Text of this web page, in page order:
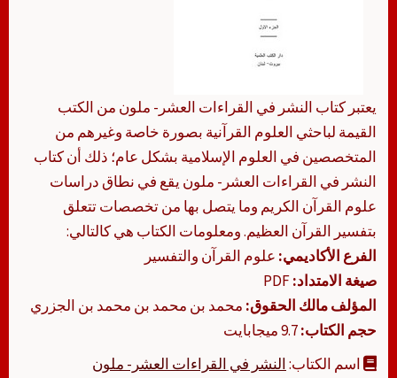
يعتبر كتاب النشر في القراءات العشر- ملون من الكتب
القيمة لباحثي العلوم القرآنية بصورة خاصة وغيرهم من
المتخصصين في العلوم الإسلامية بشكل عام؛ ذلك أن كتاب
النشر في القراءات العشر- ملون يقع في نطاق دراسات
علوم القرآن الكريم وما يتصل بها من تخصصات تتعلق
بتفسير القرآن العظيم. ومعلومات الكتاب هي كالتالي:
الفرع الأكاديمي: علوم القرآن والتفسير
صيغة الامتداد:
المؤلف مالك الحقوق: محمد بن محمد بن محمد بن الجزري
حجم الكتاب:
اسم الكتاب:النشر في القراءات العشر- ملون